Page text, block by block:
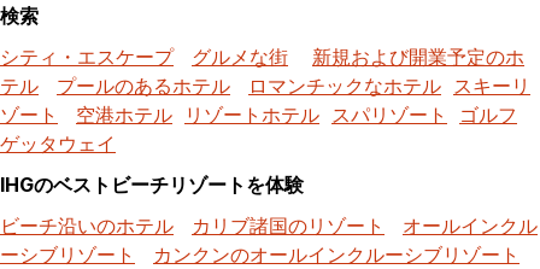
検索
シティ・エスケープ
グルメな街
新規および開業予定のホ
テル
プールのあるホテル ロマンチックなホテル スキーリ
ゾート
空港ホテル リゾートホテル スパリゾート
ゴルフ
ゲッタウェイ
IHGのベストビーチリゾートを体験
ビーチ沿いのホテル
カリブ諸国のリゾート
オールインクル
ーシブリゾート
カンクンのオールインクルーシブリゾート